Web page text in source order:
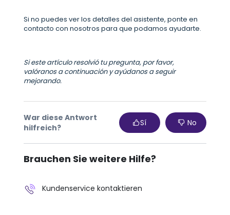
Si no puedes ver los detalles del asistente, ponte en
contacto con nosotros para que podamos ayudarte.
Si este artículo resolvió tu pregunta, por favor,
valóranos a continuación y ayúdanos a seguir
mejorando.
War diese Antwort
hilfreich?
Sí No
Brauchen Sie weitere Hilfe?
Kundenservice kontaktieren